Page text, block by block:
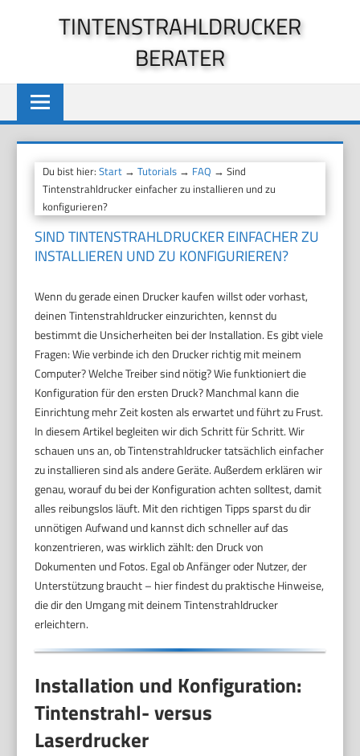
TINTENSTRAHLDRUCKER
BERATER
Du bist hier:Start →Tutorials → FAQ → Sind
Tintenstrahldrucker einfacher zu installieren und zu
konfigurieren?
SIND TINTENSTRAHLDRUCKER EINFACHER ZU
INSTALLIEREN UND ZU KONFIGURIEREN?
Wenn du gerade einen Drucker kaufen willst oder vorhast,
deinen Tintenstrahldrucker einzurichten, kennst du
bestimmt die Unsicherheiten bei der Installation. Es gibt viele
Fragen: Wie verbinde ich den Drucker richtig mit meinem
Computer? Welche Treiber sind nötig? Wie funktioniert die
Konfiguration für den ersten Druck? Manchmal kann die
Einrichtung mehr Zeit kosten als erwartet und führt zu Frust.
In diesem Artikel begleiten wir dich Schritt für Schritt. Wir
schauen uns an, ob Tintenstrahldrucker tatsächlich einfacher
zu installieren sind als andere Geräte. Außerdem erklären wir
genau, worauf du bei der Konfiguration achten solltest, damit
alles reibungslos läuft. Mit den richtigen Tipps sparst du dir
unnötigen Aufwand und kannst dich schneller auf das
konzentrieren, was wirklich zählt: den Druck von
Dokumenten und Fotos. Egal ob Anfänger oder Nutzer, der
Unterstützung braucht – hier findest du praktische Hinweise,
die dir den Umgang mit deinem Tintenstrahldrucker
erleichtern.
Installation und Konfiguration:
Tintenstrahl- versus
Laserdrucker